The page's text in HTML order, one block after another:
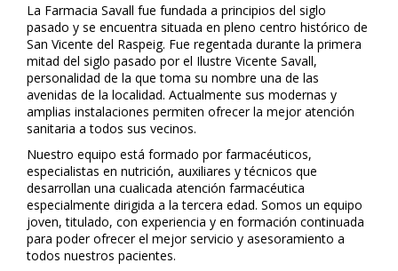
La Farmacia Savall fue fundada a principios del siglo
pasado y se encuentra situada en pleno centro histórico de
San Vicente del Raspeig. Fue regentada durante la primera
mitad del siglo pasado por el Ilustre Vicente Savall,
personalidad de la que toma su nombre una de las
avenidas de la localidad. Actualmente sus modernas y
amplias instalaciones permiten ofrecer la mejor atención
sanitaria a todos sus vecinos.
Nuestro equipo está formado por farmacéuticos,
especialistas en nutrición, auxiliares y técnicos que
desarrollan una cualificada atención farmacéutica
especialmente dirigida a la tercera edad. Somos un equipo
joven, titulado, con experiencia y en formación continuada
para poder ofrecer el mejor servicio y asesoramiento a
todos nuestros pacientes.